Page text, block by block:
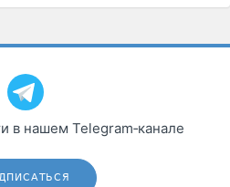
в нашем Telegram‑канале